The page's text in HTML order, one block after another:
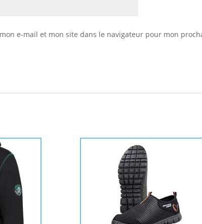
e-mail et mon site dans le navigateur pour mon